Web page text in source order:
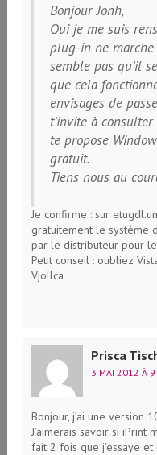
Bonjour Jonh,
Oui je me suis
plug-in ne marche
semble pas qu’il
que cela
envisages de
t’invite à
te propose
gratuit.
Tiens nous au
Je confirme : sur
gratuitement le système
par le distributeur pour
Petit conseil : oubliez
Vjollca
Prisca
3 MAI 2012 À
Bonjour, j’ai une version
J’aimerais savoir si iPrint
fait 2 fois que j’essaye